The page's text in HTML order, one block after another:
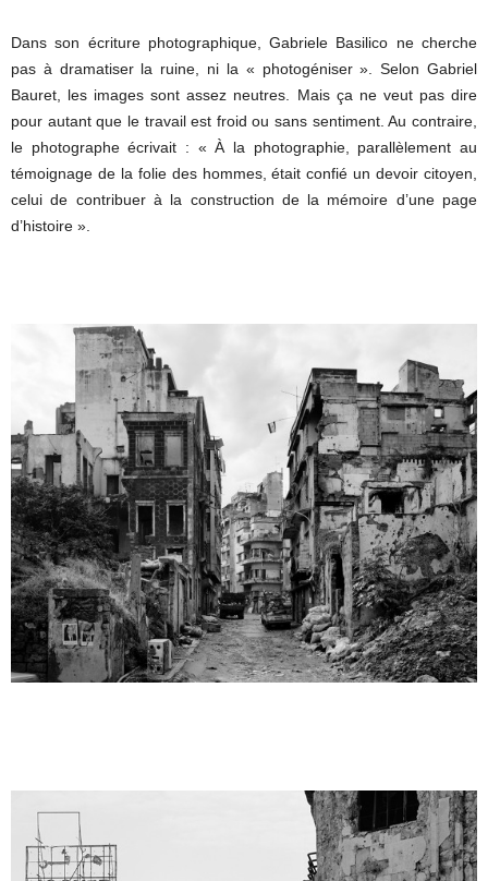
Dans son écriture photographique, Gabriele Basilico ne cherche
pas à dramatiser la ruine, ni la « photogéniser ». Selon Gabriel
Bauret, les images sont assez neutres. Mais ça ne veut pas dire
pour autant que le travail est froid ou sans sentiment. Au contraire,
le photographe écrivait : « À la photographie, parallèlement au
témoignage de la folie des hommes, était confié un devoir citoyen,
celui de contribuer à la construction de la mémoire d’une page
d’histoire ».